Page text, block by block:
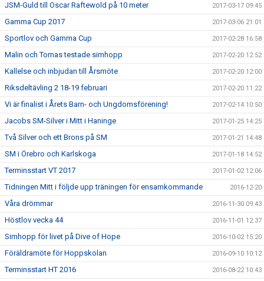
JSM-Guld till Oscar Raftewold på 10 meter 2017-03-17 09:45
Gamma Cup 2017 2017-03-06 21:01
Sportlov och Gamma Cup 2017-02-28 16:58
Malin och Tomas testade simhopp 2017-02-20 12:52
Kallelse och inbjudan till Årsmöte 2017-02-20 12:00
Riksdeltävling 2 18-19 februari 2017-02-20 11:22
Vi är finalist i Årets Barn- och Ungdomsförening! 2017-02-14 10:50
Jacobs SM-Silver i Mitt i Haninge 2017-01-25 14:25
Två Silver och ett Brons på SM 2017-01-21 14:48
SM i Örebro och Karlskoga 2017-01-18 14:52
Terminsstart VT 2017 2017-01-02 12:06
Tidningen Mitt i följde upp träningen för ensamkommande 2016-12-20
Våra drömmar 2016-11-30 09:43
Höstlov vecka 44 2016-11-01 12:37
Simhopp för livet på Dive of Hope 2016-10-02 15:20
Föräldramöte för Hoppskolan 2016-09-10 10:12
Terminsstart HT 2016 2016-08-22 10:43